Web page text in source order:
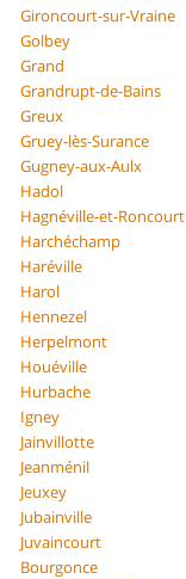
Gironcourt-sur-Vraine
Golbey
Grand
Grandrupt-de-Bains
Greux
Gruey-lès-Surance
Gugney-aux-Aulx
Hadol
Hagnéville-et-Roncourt
Harchéchamp
Haréville
Harol
Hennezel
Herpelmont
Houéville
Hurbache
Igney
Jainvillotte
Jeanménil
Jeuxey
Jubainville
Juvaincourt
Bourgonce